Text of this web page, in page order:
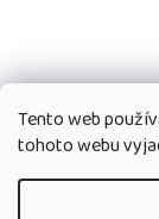
Tento web
tohoto webu
Copyright 2026